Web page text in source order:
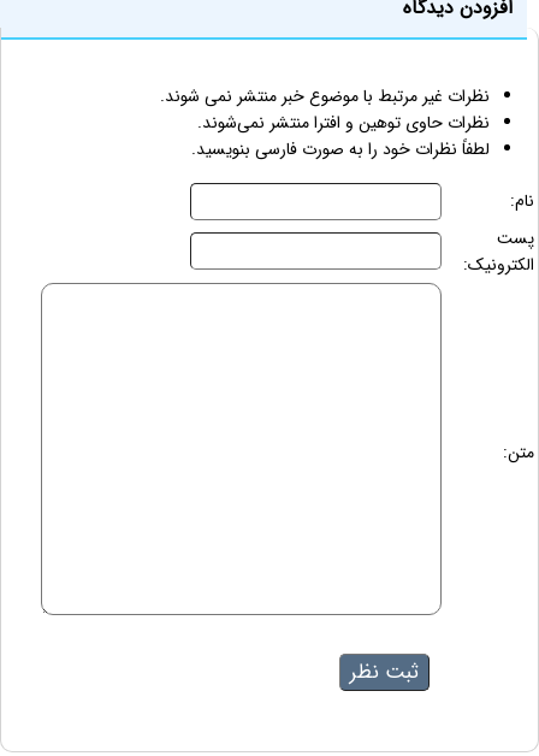
افزودن دیدگاه
نظرات غیر مرتبط با موضوع خبر منتشر نمی شوند.
نظرات حاوی توهین و افترا منتشر نمی‌شوند.
لطفاً نظرات خود را به صورت فارسی بنویسید.
نام:
پست
الکترونیک:
متن: